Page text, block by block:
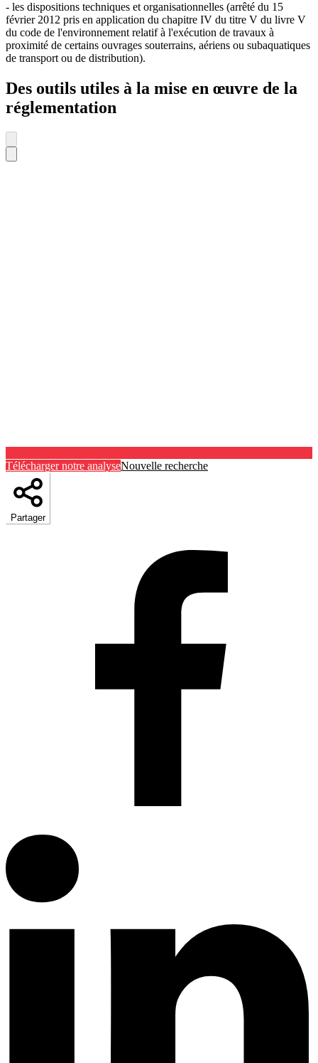
- les dispositions techniques et organisationnelles (arrêté du 15
février 2012 pris en application du chapitre IV du titre V du livre V
du code de l'environnement relatif à l'exécution de travaux à
proximité de certains ouvrages souterrains, aériens ou subaquatiques
de transport ou de distribution).
Des outils utiles à la mise en œuvre de la
réglementation
Télécharger notre analyseNouvelle recherche
Partager